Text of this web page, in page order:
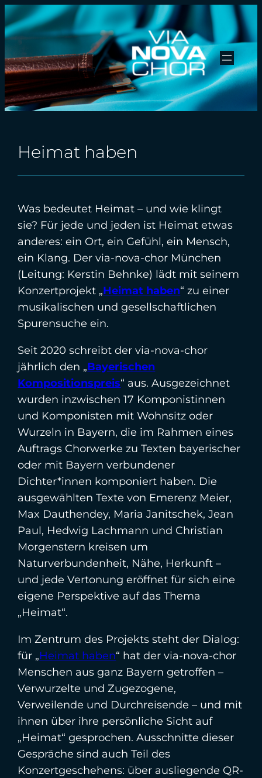
Zum
Inhalt
springen
Heimat haben
Was bedeutet Heimat – und wie klingt
sie? Für jede und jeden ist Heimat etwas
anderes: ein Ort, ein Gefühl, ein Mensch,
ein Klang. Der via-nova-chor München
(Leitung: Kerstin Behnke) lädt mit seinem
Konzertprojekt „Heimat haben“ zu einer
musikalischen und gesellschaftlichen
Spurensuche ein.
Seit 2020 schreibt der via-nova-chor
jährlich den „Bayerischen
Kompositionspreis“ aus. Ausgezeichnet
wurden inzwischen 17 Komponistinnen
und Komponisten mit Wohnsitz oder
Wurzeln in Bayern, die im Rahmen eines
Auftrags Chorwerke zu Texten bayerischer
oder mit Bayern verbundener
Dichter*innen komponiert haben. Die
ausgewählten Texte von Emerenz Meier,
Max Dauthendey, Maria Janitschek, Jean
Paul, Hedwig Lachmann und Christian
Morgenstern kreisen um
Naturverbundenheit, Nähe, Herkunft –
und jede Vertonung eröffnet für sich eine
eigene Perspektive auf das Thema
„Heimat“.
Im Zentrum des Projekts steht der Dialog:
für „Heimat haben“ hat der via-nova-chor
Menschen aus ganz Bayern getroffen –
Verwurzelte und Zugezogene,
Verweilende und Durchreisende – und mit
ihnen über ihre persönliche Sicht auf
„Heimat“ gesprochen. Ausschnitte dieser
Gespräche sind auch Teil des
Konzertgeschehens: über ausliegende QR-